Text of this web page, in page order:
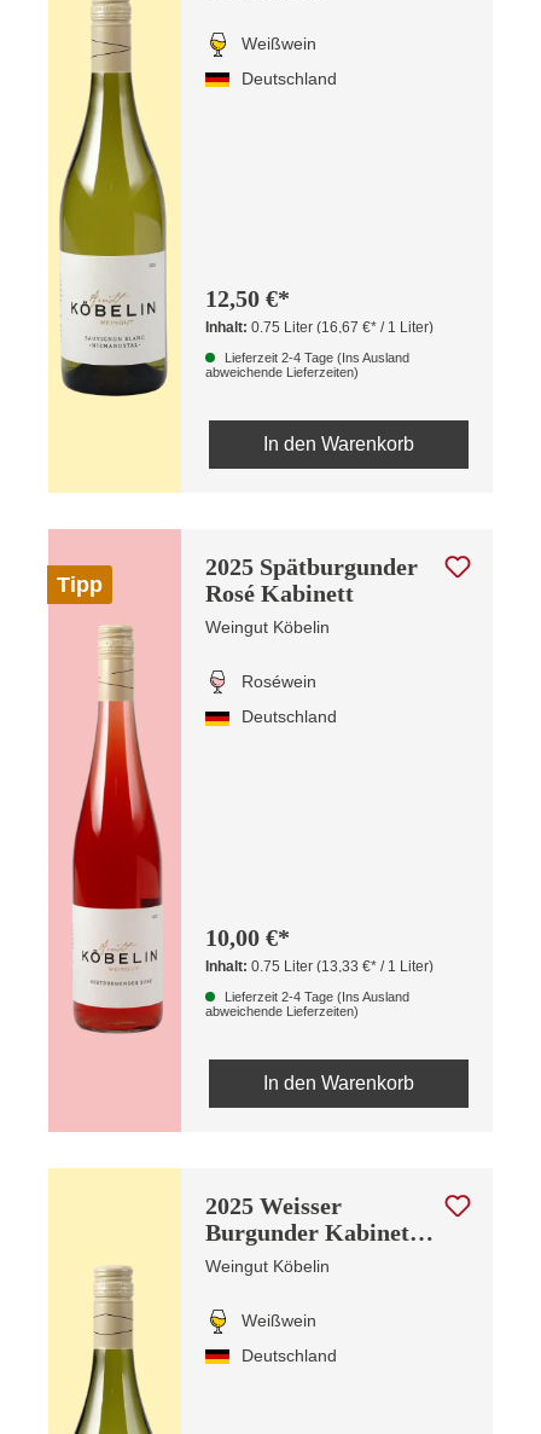
Weißwein
Deutschland
12,50 €*
Inhalt:0.75 Liter(16,67 €* / 1 Liter)
Lieferzeit 2-4 Tage (Ins Ausland
abweichende Lieferzeiten)
In den Warenkorb
Tipp
2025 Spätburgunder
Rosé Kabinett
Weingut Köbelin
Roséwein
Deutschland
10,00 €*
Inhalt:0.75 Liter(13,33 €* / 1 Liter)
Lieferzeit 2-4 Tage (Ins Ausland
abweichende Lieferzeiten)
In den Warenkorb
2025 Weisser
Burgunder Kabinett
trocken
Weingut Köbelin
Weißwein
Deutschland